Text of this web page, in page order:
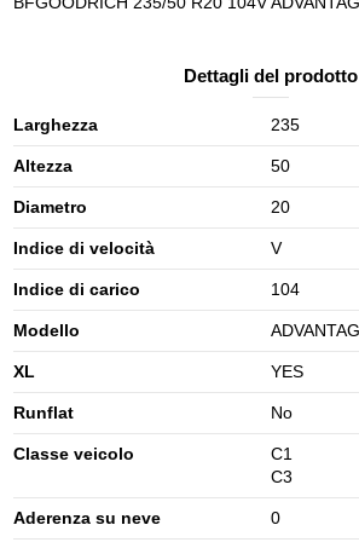
Dettagli del prodotto
Larghezza 235
Altezza 50
Diametro 20
Indice di velocità V
Indice di carico 104
Modello
XL YES
Runflat No
Classe veicolo
C1
C3
Aderenza su neve 0